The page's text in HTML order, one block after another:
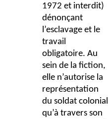
1972 et interdit)
dénonçant
l’esclavage et le
travail
obligatoire. Au
sein de la fiction,
elle n’autorise la
représentation
du soldat colonial
qu’à travers son